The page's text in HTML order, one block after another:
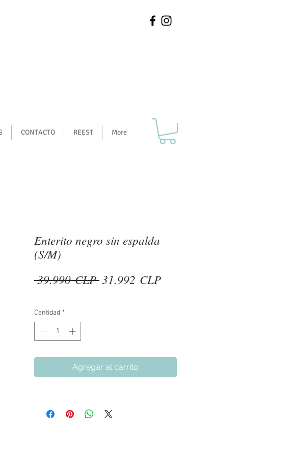
CONTACTO REEST More
Enterito negro sin espalda
(S/M)
39.990 CLP Precio
31.992 CLPPrecio
Cantidad *
Agregar al carrito